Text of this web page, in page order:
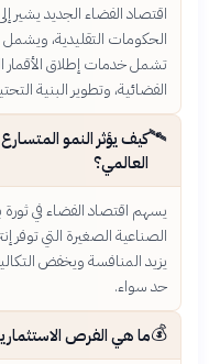
اقتصاد الفضاء الجديد يشير
الحكومات التقليدية، ويشمل
تشمل خدمات إطلاق الأقمار
الفضائية، وتطوير البنية
🛰️كيف يؤثر النمو
العالمي؟
يسهم اقتصاد الفضاء في ثورة
الصناعية الصغيرة التي توفر
يزيد المنافسة ويخفض
حد سواء.
💰ما هي الفرص